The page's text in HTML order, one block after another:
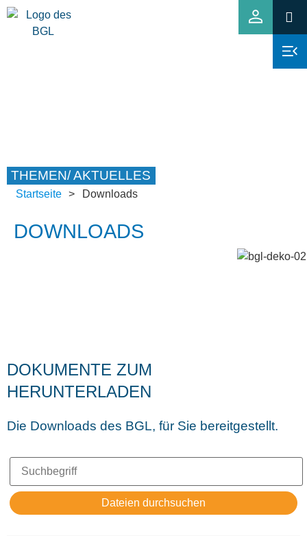
THEMEN/ AKTUELLES
Startseite > Downloads
DOWNLOADS
DOKUMENTE ZUM
HERUNTERLADEN
Die Downloads des BGL, für Sie bereitgestellt.